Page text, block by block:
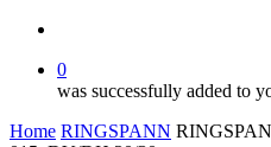
0
was successfully added to
Home RINGSPANN